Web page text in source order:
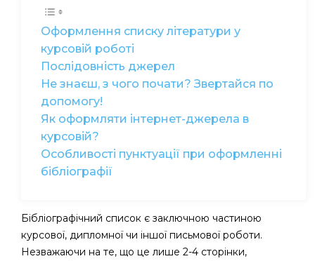
Оформлення списку літератури у
курсовій роботі
Послідовність джерел
Не знаєш, з чого почати? Звертайся по
допомогу!
Як оформляти інтернет-джерела в
курсовій?
Особливості пунктуації при оформленні
бібліографії
Бібліографічний список є заключною частиною
курсової, дипломної чи іншої письмової роботи.
Незважаючи на те, що це лише 2-4 сторінки,